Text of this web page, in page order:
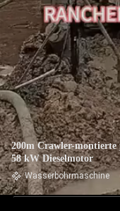
200m Crawler-montierte
58 kW Dieselmotor
Wasserbohrmaschine